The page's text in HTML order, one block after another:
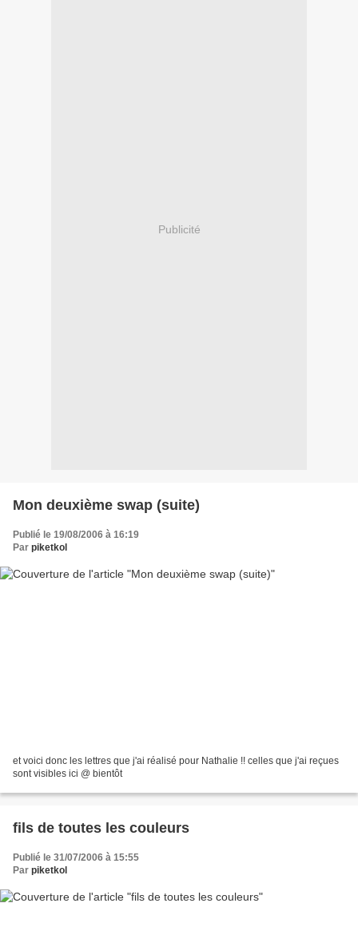
Publicité
Mon deuxième swap (suite)
Publié le 19/08/2006 à 16:19
Par piketkol
et voici donc les lettres que j'ai réalisé pour Nathalie !! celles que j'ai reçues
sont visibles ici @ bientôt
fils de toutes les couleurs
Publié le 31/07/2006 à 15:55
Par piketkol